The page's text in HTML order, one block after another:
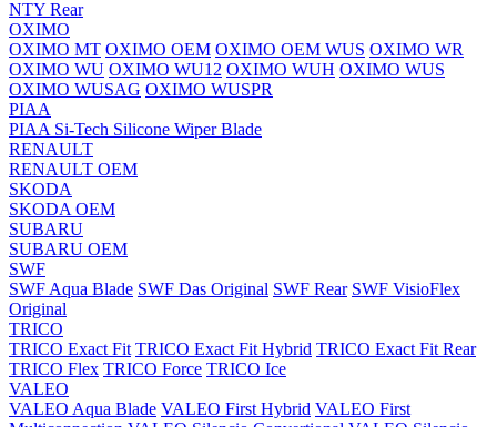
NTY Rear
OXIMO
OXIMO MT OXIMO OEM OXIMO OEM WUS OXIMO WR
OXIMO WU OXIMO WU12 OXIMO WUH OXIMO WUS
OXIMO WUSAG OXIMO WUSPR
PIAA
PIAA Si-Tech Silicone Wiper Blade
RENAULT
RENAULT OEM
SKODA
SKODA OEM
SUBARU
SUBARU OEM
SWF
SWF Aqua Blade SWF Das Original SWF Rear SWF VisioFlex
Original
TRICO
TRICO Exact Fit TRICO Exact Fit Hybrid TRICO Exact Fit Rear
TRICO Flex TRICO Force TRICO Ice
VALEO
VALEO Aqua Blade VALEO First Hybrid VALEO First